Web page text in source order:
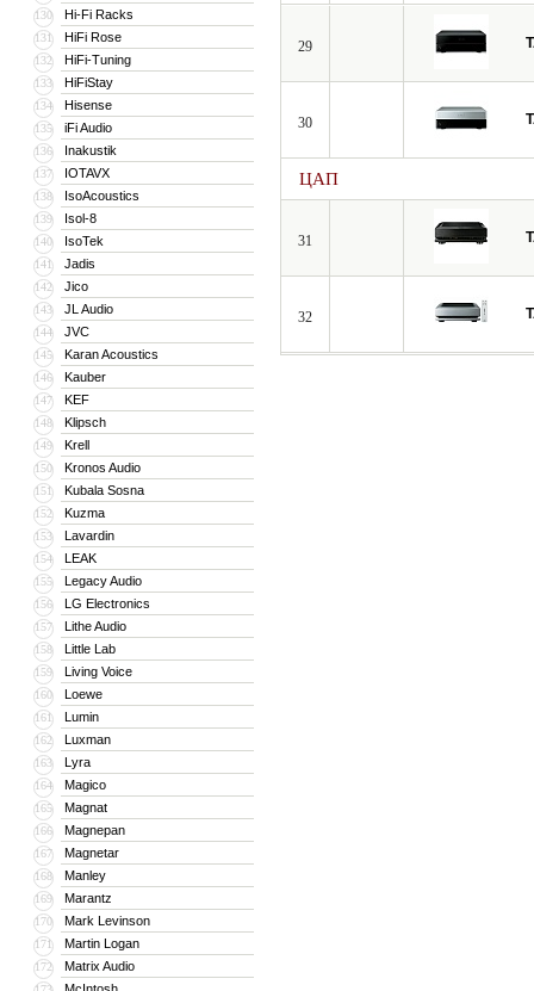
130 Hi-Fi Racks
131 HiFi Rose
132 HiFi-Tuning
133 HiFiStay
134 Hisense
135 iFi Audio
136 Inakustik
137 IOTAVX
138 IsoAcoustics
139 Isol-8
140 IsoTek
141 Jadis
142 Jico
143 JL Audio
144 JVC
145 Karan Acoustics
146 Kauber
147 KEF
148 Klipsch
149 Krell
150 Kronos Audio
151 Kubala Sosna
152 Kuzma
153 Lavardin
154 LEAK
155 Legacy Audio
156 LG Electronics
157 Lithe Audio
158 Little Lab
159 Living Voice
160 Loewe
161 Lumin
162 Luxman
163 Lyra
164 Magico
165 Magnat
166 Magnepan
167 Magnetar
168 Manley
169 Marantz
170 Mark Levinson
171 Martin Logan
172 Matrix Audio
29
30
ЦАП
31
32